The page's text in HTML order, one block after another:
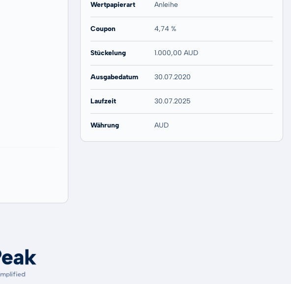
Wertpapierart Anleihe
Coupon 4,74 %
Stückelung 1.000,00 AUD
Ausgabedatum 30.07.2020
Laufzeit 30.07.2025
Währung AUD